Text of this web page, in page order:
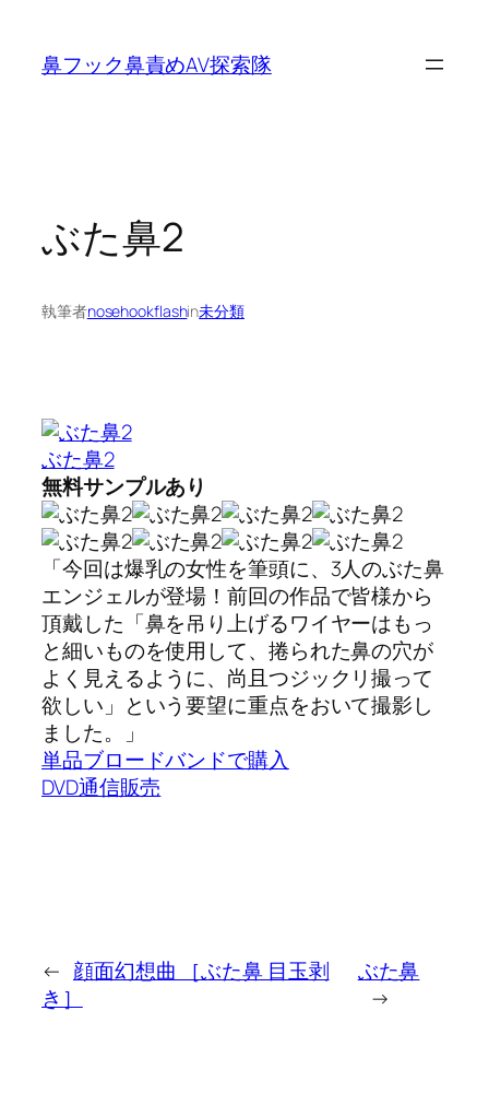
鼻フック鼻責めAV探索隊
ぶた鼻2
執筆者nosehookflashin未分類
ぶた鼻2
無料サンプルあり
「今回は爆乳の女性を筆頭に、3人のぶた鼻
エンジェルが登場！前回の作品で皆様から
頂戴した「鼻を吊り上げるワイヤーはもっ
と細いものを使用して、捲られた鼻の穴が
よく見えるように、尚且つジックリ撮って
欲しい」という要望に重点をおいて撮影し
ました。」
単品ブロードバンドで購入
DVD通信販売
← 顔面幻想曲 ［ぶた鼻 目玉剥
き］
ぶた鼻
→